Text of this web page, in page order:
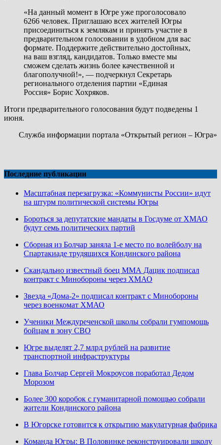
«На данный момент в Югре уже проголосовало
6266 человек. Приглашаю всех жителей Югры
присоединиться к землякам и принять участие в
предварительном голосовании в удобном для вас
формате. Поддержите действительно достойных,
на ваш взгляд, кандидатов. Только вместе мы
сможем сделать жизнь более качественной и
благополучной!», — подчеркнул Секретарь
регионального отделения партии «Единая
Россия» Борис Хохряков.
Итоги предварительного голосования будут подведены 1
июня.
Служба информации портала «Открытый регион – Югра»
Последние публикации
Масштабная перезагрузка: «Коммунисты России» идут
на штурм политической системы Югры
Бороться за депутатские мандаты в Госдуме от ХМАО
будут семь политических партий
Сборная из Болчар заняла 1-е место по волейболу на
Спартакиаде трудящихся Кондинского района
Скандально известный боец ММА Дацик подписал
контракт с Минобороны через ХМАО
Звезда «Дома-2» подписал контракт с Минобороны
через военкомат ХМАО
Ученики Междуреченской школы собрали гумпомощь
бойцам в зону СВО
Югре выделят 2,7 млрд рублей на развитие
транспортной инфраструктуры
Глава Болчар Сергей Мокроусов поработал Дедом
Морозом
Более 300 коробок с гуманитарной помощью собрали
жители Кондинского района
В Югорске готовится к открытию макулатурная фабрика
Команда Югры: В Половинке реконструировали школу